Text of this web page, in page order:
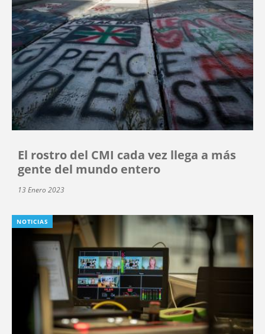
El rostro del CMI cada vez llega a más
gente del mundo entero
13 Enero 2023
NOTICIAS